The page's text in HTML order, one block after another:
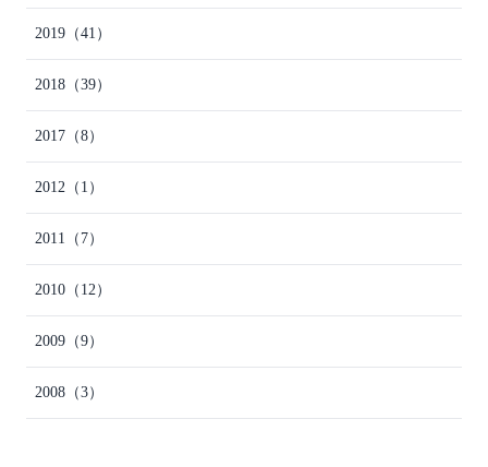
2019 （41）
2018 （39）
2017 （8）
2012 （1）
2011 （7）
2010 （12）
2009 （9）
2008 （3）